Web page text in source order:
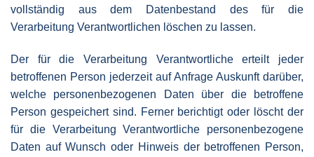
vollständig aus dem Datenbestand des für die
Verarbeitung Verantwortlichen löschen zu lassen.
Der für die Verarbeitung Verantwortliche erteilt jeder
betroffenen Person jederzeit auf Anfrage Auskunft darüber,
welche personenbezogenen Daten über die betroffene
Person gespeichert sind. Ferner berichtigt oder löscht der
für die Verarbeitung Verantwortliche personenbezogene
Daten auf Wunsch oder Hinweis der betroffenen Person,